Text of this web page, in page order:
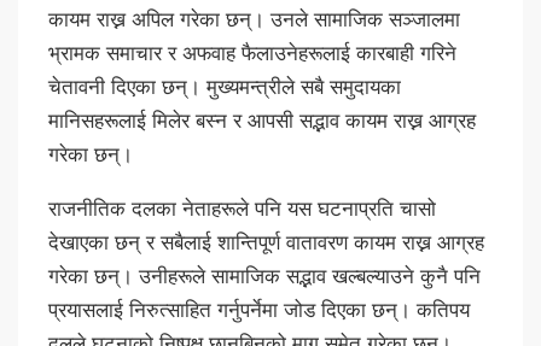
कायम राख्न अपिल गरेका छन्। उनले सामाजिक सञ्जालमा
भ्रामक समाचार र अफवाह फैलाउनेहरूलाई कारबाही गरिने
चेतावनी दिएका छन्। मुख्यमन्त्रीले सबै समुदायका
मानिसहरूलाई मिलेर बस्न र आपसी सद्भाव कायम राख्न आग्रह
गरेका छन्।
राजनीतिक दलका नेताहरूले पनि यस घटनाप्रति चासो
देखाएका छन् र सबैलाई शान्तिपूर्ण वातावरण कायम राख्न आग्रह
गरेका छन्। उनीहरूले सामाजिक सद्भाव खल्बल्याउने कुनै पनि
प्रयासलाई निरुत्साहित गर्नुपर्नेमा जोड दिएका छन्। कतिपय